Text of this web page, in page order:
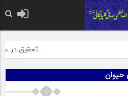
تحقیق در